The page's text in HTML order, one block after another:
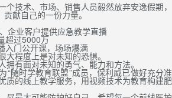
个技术、市场、销售人员毅然放弃安逸假期，
献自己的一份力量。
企业客户提供应急教学直播
超过5000万
入门公开课，场场爆满
程度上是对未知的恐惧。
拥有面对未知的勇气、能力和方法。
“随时学教育联盟”成员，保利威已做好充分准
质的线上教学服务，用视频技术为教育构建肥